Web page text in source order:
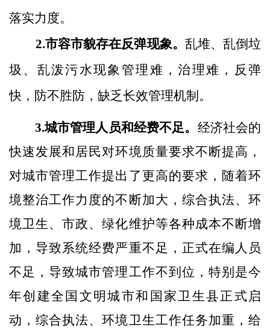
落实力度。
2.市容市貌存在反弹现象。 乱堆、乱倒垃
圾、乱泼污水现象管理难，治理难，反弹
快，防不胜防，缺乏长效管理机制。
3.城市管理人员和经费不足。 经济社会的
快速发展和居民对环境质量要求不断提高，
对城市管理工作提出了更高的要求，随着环
境整治工作力度的不断加大，综合执法、环
境卫生、市政、绿化维护等各种成本不断增
加，导致系统经费严重不足，正式在编人员
不足，导致城市管理工作不到位，特别是今
年创建全国文明城市和国家卫生县正式启
动，综合执法、环境卫生工作任务加重，给